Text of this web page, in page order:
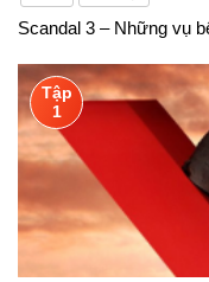
Scandal 3 – Những vụ
Tập
1